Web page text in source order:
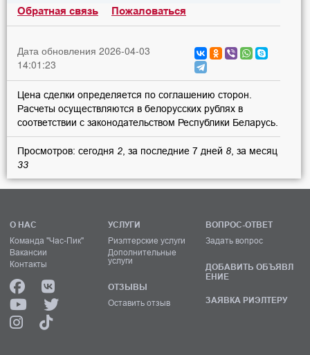
Обратная связь Пожаловаться
Дата обновления 2026-04-03
14:01:23
Цена сделки определяется по соглашению сторон.
Расчеты осуществляются в белорусских рублях в
соответствии с законодательством Республики Беларусь.
Просмотров: сегодня 2 , за последние 7 дней 8 , за месяц
33
О НАС
Команда "Час-Пик"
Вакансии
Контакты
УСЛУГИ
Риэлтерские услуги
Дополнительные
услуги
ОТЗЫВЫ
Оставить отзыв
ВОПРОС-ОТВЕТ
Задать вопрос
ДОБАВИТЬ ОБЪЯВЛ
ЕНИЕ
ЗАЯВКА РИЭЛТЕРУ